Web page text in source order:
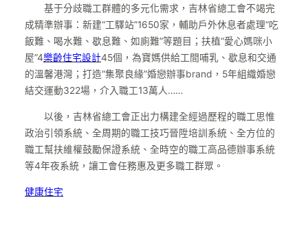
基于分歧職工群體的多元化需求，吉林省總工會不竭完
成精準辦事：新建“工驛站”1650家，輔助戶外休息者處理“吃
飯難、喝水難、歇息難、如廁難”等題目；扶植“愛心媽咪小
屋”4樂齡住宅設計45個，為寶媽供給工間哺乳、歇息和交通
的溫馨港灣；打造“集聚良緣”婚戀辦事brand，5年組織婚戀
結交運動322場，介入職工13萬人……
以後，吉林省總工會正出力構建全經過歷程的職工思惟
政治引領系統、全周期的職工技巧晉陞培訓系統、全方位的
職工幫扶維權鼓勵保證系統、全時空的職工高品德辦事系統
等4年夜系統，讓工會任務惠及更多職工群眾。
健康住宅